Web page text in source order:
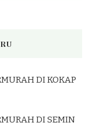
DI KOKAP
DI SEMIN